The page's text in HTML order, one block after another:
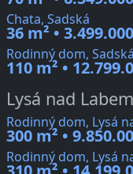
Chata, Sadská
36 m² •
Rodinný dom,
110 m² •
Lysá nad Labem
Rodinný dom, Lysá
300 m² •
Rodinný dom, Lysá